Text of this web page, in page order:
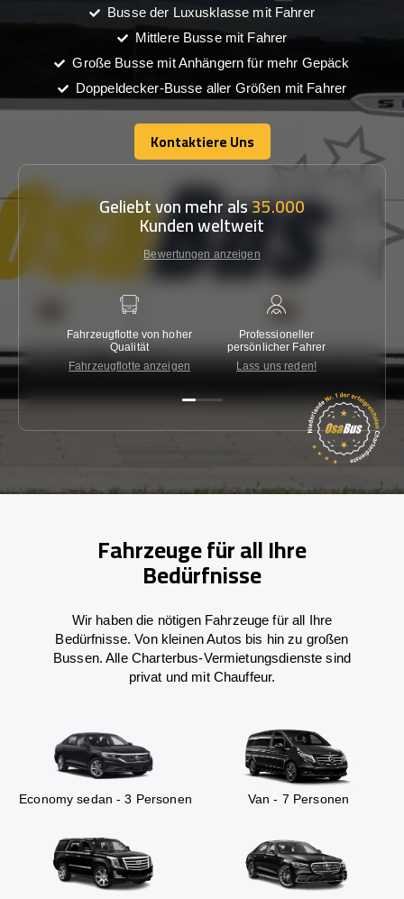
Busse der Luxusklasse mit Fahrer
Mittlere Busse mit Fahrer
Große Busse mit Anhängern für mehr Gepäck
Doppeldecker-Busse aller Größen mit Fahrer
Kontaktiere Uns
Kontaktiere Uns
Geliebt von mehr als35.000
Kunden weltweit
Bewertungen anzeigen
Fahrzeugflotte von hoher
Qualität
Fahrzeugflotte anzeigen
Professioneller
persönlicher Fahrer
Lass uns reden!
Fahrzeuge für all Ihre
Bedürfnisse
Wir haben die nötigen Fahrzeuge für all Ihre
Bedürfnisse. Von kleinen Autos bis hin zu großen
Bussen. Alle Charterbus-Vermietungsdienste sind
privat und mit Chauffeur.
Economy sedan - 3 Personen Van - 7 Personen